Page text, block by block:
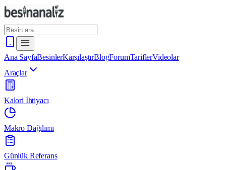
Ana SayfaBesinlerKarşılaştırBlogForumTariflerVideolar
Araçlar
Kalori İhtiyacı
Makro Dağılımı
Günlük Referans